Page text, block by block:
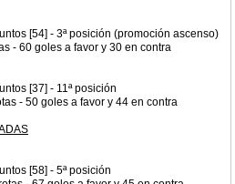
[54] - 3ª posición (promoción ascenso)
- 60 goles a favor y 30 en contra
[37] - 11ª posición
- 50 goles a favor y 44 en contra
[58] - 5ª posición